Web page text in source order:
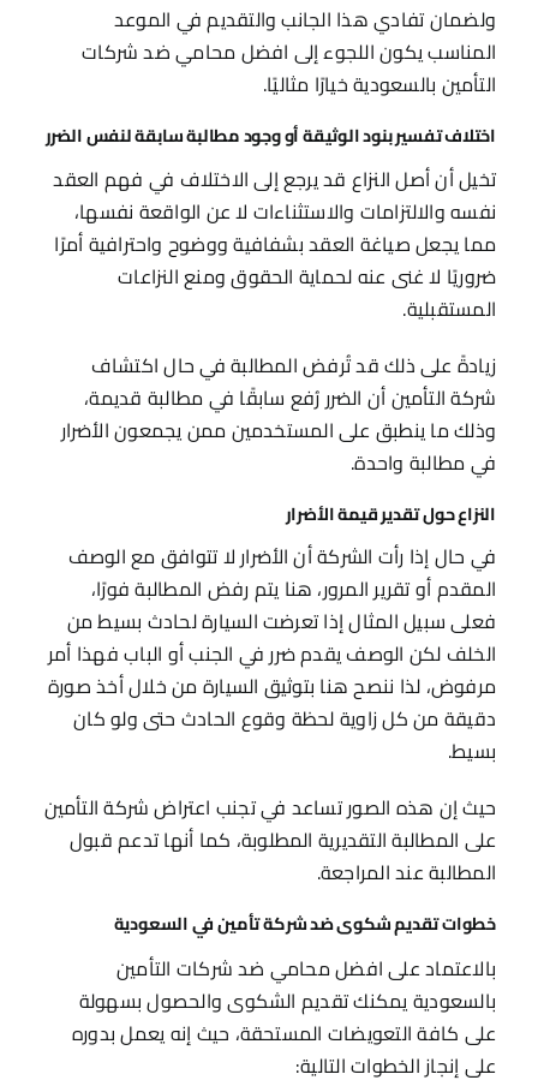
ولضمان تفادي هذا الجانب والتقديم في الموعد
المناسب يكون اللجوء إلى افضل محامي ضد شركات
التأمين بالسعودية خيارًا مثاليًا.
اختلاف تفسير بنود الوثيقة أو وجود مطالبة سابقة لنفس الضرر
تخيل أن أصل النزاع قد يرجع إلى الاختلاف في فهم العقد
نفسه والالتزامات والاستثناءات لا عن الواقعة نفسها،
مما يجعل صياغة العقد بشفافية ووضوح واحترافية أمرًا
ضروريًا لا غنى عنه لحماية الحقوق ومنع النزاعات
المستقبلية.
زيادةً على ذلك قد تُرفض المطالبة في حال اكتشاف
شركة التأمين أن الضرر رُفع سابقًا في مطالبة قديمة،
وذلك ما ينطبق على المستخدمين ممن يجمعون الأضرار
في مطالبة واحدة.
النزاع حول تقدير قيمة الأضرار
في حال إذا رأت الشركة أن الأضرار لا تتوافق مع الوصف
المقدم أو تقرير المرور، هنا يتم رفض المطالبة فورًا،
فعلى سبيل المثال إذا تعرضت السيارة لحادث بسيط من
الخلف لكن الوصف يقدم ضرر في الجنب أو الباب فهذا أمر
مرفوض، لذا ننصح هنا بتوثيق السيارة من خلال أخذ صورة
دقيقة من كل زاوية لحظة وقوع الحادث حتى ولو كان
بسيط.
حيث إن هذه الصور تساعد في تجنب اعتراض شركة التأمين
على المطالبة التقديرية المطلوبة، كما أنها تدعم قبول
المطالبة عند المراجعة.
خطوات تقديم شكوى ضد شركة تأمين في السعودية
بالاعتماد على افضل محامي ضد شركات التأمين
بالسعودية يمكنك تقديم الشكوى والحصول بسهولة
على كافة التعويضات المستحقة، حيث إنه يعمل بدوره
على إنجاز الخطوات التالية: